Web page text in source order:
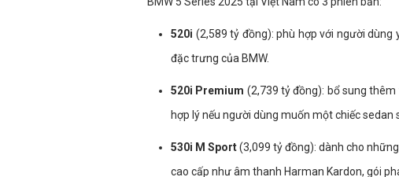
520i (2,589 tỷ đồng): phù hợp với người dùng
đặc trưng của BMW.
520i Premium (2,739 tỷ đồng): bổ sung
hợp lý nếu người dùng muốn một chiếc sedan
530i M Sport(3,099 tỷ đồng): dành cho
cao cấp như âm thanh Harman Kardon, gói